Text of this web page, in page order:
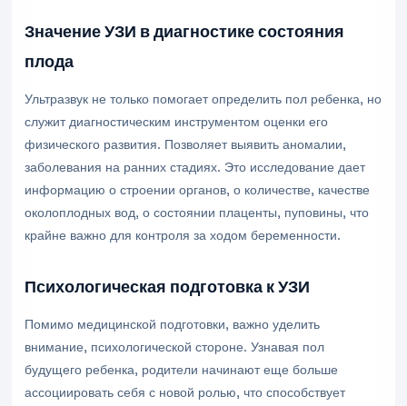
Значение УЗИ в диагностике состояния
плода
Ультразвук не только помогает определить пол ребенка, но
служит диагностическим инструментом оценки его
физического развития. Позволяет выявить аномалии,
заболевания на ранних стадиях. Это исследование дает
информацию о строении органов, о количестве, качестве
околоплодных вод, о состоянии плаценты, пуповины, что
крайне важно для контроля за ходом беременности.
Психологическая подготовка к УЗИ
Помимо медицинской подготовки, важно уделить
внимание, психологической стороне. Узнавая пол
будущего ребенка, родители начинают еще больше
ассоциировать себя с новой ролью, что способствует